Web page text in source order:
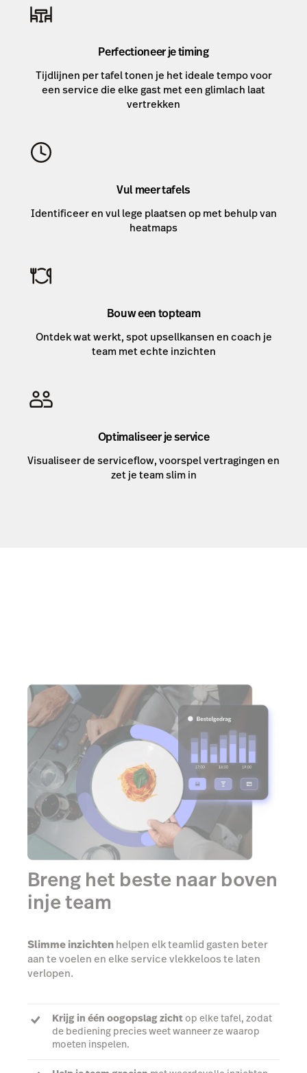
Perfectioneer je timing
Tijdlijnen per tafel tonen je het ideale tempo voor
een service die elke gast met een glimlach laat
vertrekken
Vul meer tafels
Identificeer en vul lege plaatsen op met behulp van
heatmaps
Bouw een topteam
Ontdek wat werkt, spot upsellkansen en coach je
team met echte inzichten
Optimaliseer je service
Visualiseer de serviceflow, voorspel vertragingen en
zet je team slim in
Breng het beste naar boven
inje team
Slimme inzichtenhelpen elk teamlid gasten beter
aan te voelen en elke service vlekkeloos te laten
verlopen.
Krijg in één oogopslag zichtop elke tafel, zodat
de bediening precies weet wanneer ze waarop
moeten inspelen.